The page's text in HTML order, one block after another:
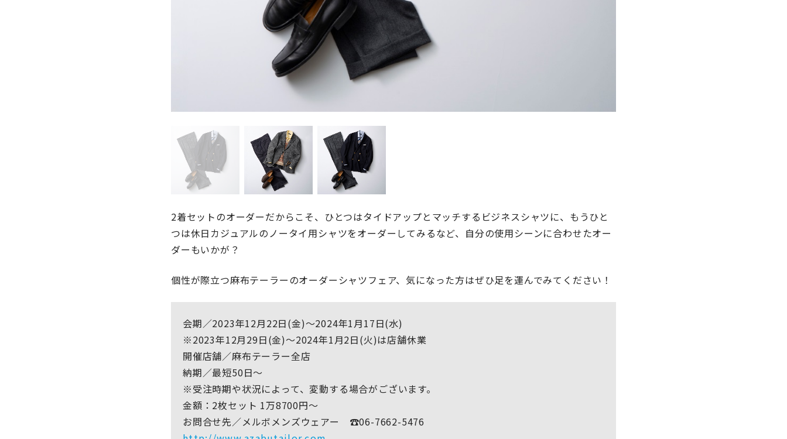
2着セットのオーダーだからこそ、ひとつはタイドアップとマッチするビジネスシャツに、もうひと
つは休日カジュアルのノータイ用シャツをオーダーしてみるなど、自分の使用シーンに合わせたオー
ダーもいかが？
個性が際立つ麻布テーラーのオーダーシャツフェア、気になった方はぜひ足を運んでみてください！
会期／2023年12月22日(金)〜2024年1月17日(水)
※2023年12月29日(金)〜2024年1月2日(火)は店舗休業
開催店舗／麻布テーラー全店
納期／最短50日～
※受注時期や状況によって、変動する場合がございます。
金額：2枚セット 1万8700円〜
お問合せ先／メルボメンズウェアー ☎06-7662-5476